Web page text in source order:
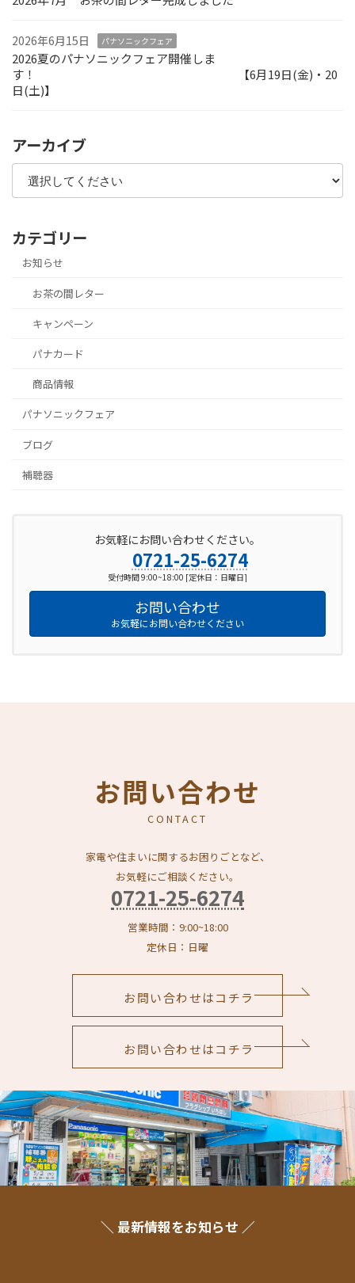
2026年6月15日 パナソニックフェア
2026夏のパナソニックフェア開催しま
す！ 【6月19日(金)・20
日(土)】
アーカイブ
カテゴリー
お知らせ
お茶の間レター
キャンペーン
パナカード
商品情報
パナソニックフェア
ブログ
補聴器
お気軽にお問い合わせください。
0721-25-6274
受付時間 9:00~18:00 [定休日：日曜日]
お問い合わせ
お気軽にお問い合わせください
お問い合わせ
CONTACT
家電や住まいに関するお困りごとなど、
お気軽にご相談ください。
0721-25-6274
営業時間：9:00~18:00
定休日：日曜
お問い合わせはコチラ
お問い合わせはコチラ
＼ 最新情報をお知らせ ／